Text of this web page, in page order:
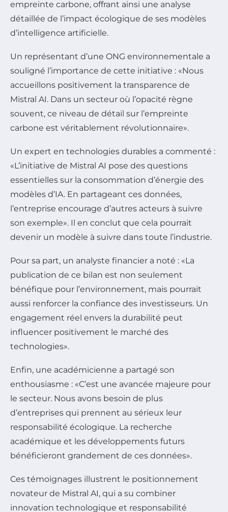
empreinte carbone, offrant ainsi une analyse
détaillée de l’impact écologique de ses modèles
d’intelligence artificielle.
Un représentant d’une ONG environnementale a
souligné l’importance de cette initiative :
Nous
accueillons positivement la transparence de
Mistral AI. Dans un secteur où l’opacité règne
souvent, ce niveau de détail sur l’empreinte
carbone est véritablement révolutionnaire .
Un expert en technologies durables a commenté :
L’initiative de Mistral AI pose des questions
essentielles sur la consommation d’énergie des
modèles d’IA. En partageant ces données,
l’entreprise encourage d’autres acteurs à suivre
son exemple . Il en conclut que cela pourrait
devenir un modèle à suivre dans toute l’industrie.
Pour sa part, un analyste financier a noté :
La
publication de ce bilan est non seulement
bénéfique pour l’environnement, mais pourrait
aussi renforcer la confiance des investisseurs. Un
engagement réel envers la durabilité peut
influencer positivement le marché des
technologies .
Enfin, une académicienne a partagé son
enthousiasme :
C’est une avancée majeure pour
le secteur. Nous avons besoin de plus
d’entreprises qui prennent au sérieux leur
responsabilité écologique. La recherche
académique et les développements futurs
bénéficieront grandement de ces données .
Ces témoignages illustrent le positionnement
novateur de Mistral AI, qui a su combiner
innovation technologique et responsabilité